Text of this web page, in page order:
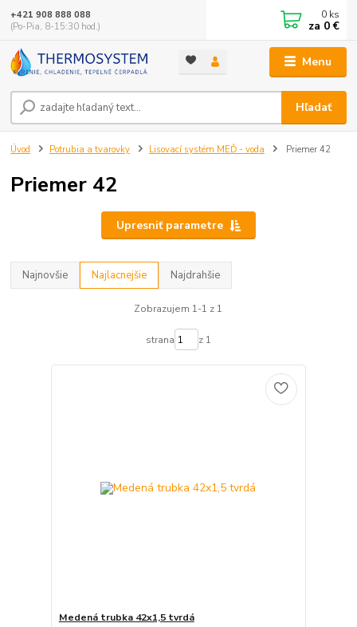
Menu
Hľadať
+421 908 888 088
(Po-Pia, 8-15:30 hod.)
0 ks
za 0 €
Úvod Potrubia a tvarovky Lisovací systém MEĎ - voda Priemer 42
Priemer 42
Upresniť parametre
Najnovšie Najlacnejšie Najdrahšie
Zobrazujem 1-1 z 1
strana z 1
Medená trubka 42x1,5 tvrdá